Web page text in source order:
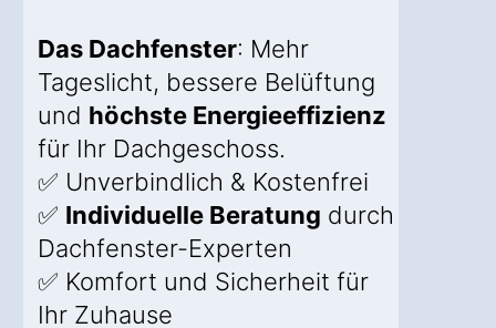
Das Dachfenster: Mehr
Tageslicht, bessere Belüftung
und höchste Energieeffizienz
für Ihr Dachgeschoss.
✅ Unverbindlich & Kostenfrei
✅ Individuelle Beratung durch
Dachfenster-Experten
✅ Komfort und Sicherheit für
Ihr Zuhause